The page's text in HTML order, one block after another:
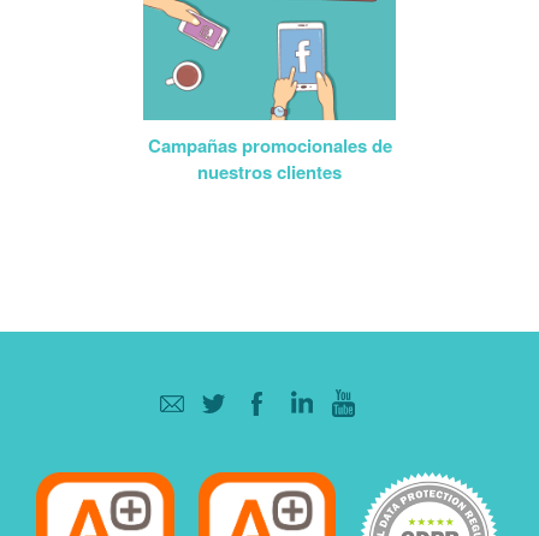
Campañas promocionales de
nuestros clientes